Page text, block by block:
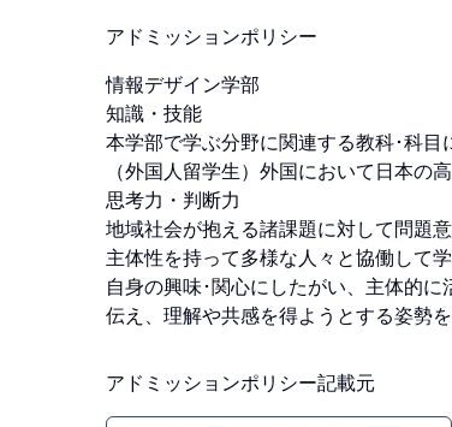
アドミッションポリシー
情報デザイン学部
知識・技能
本学部で学ぶ分野に関連する教科･科
（外国人留学生）外国において日本
思考力・判断力
地域社会が抱える諸課題に対して問題
主体性を持って多様な人々と協働して
自身の興味･関心にしたがい、主体的
伝え、理解や共感を得ようとする姿勢
アドミッションポリシー記載元